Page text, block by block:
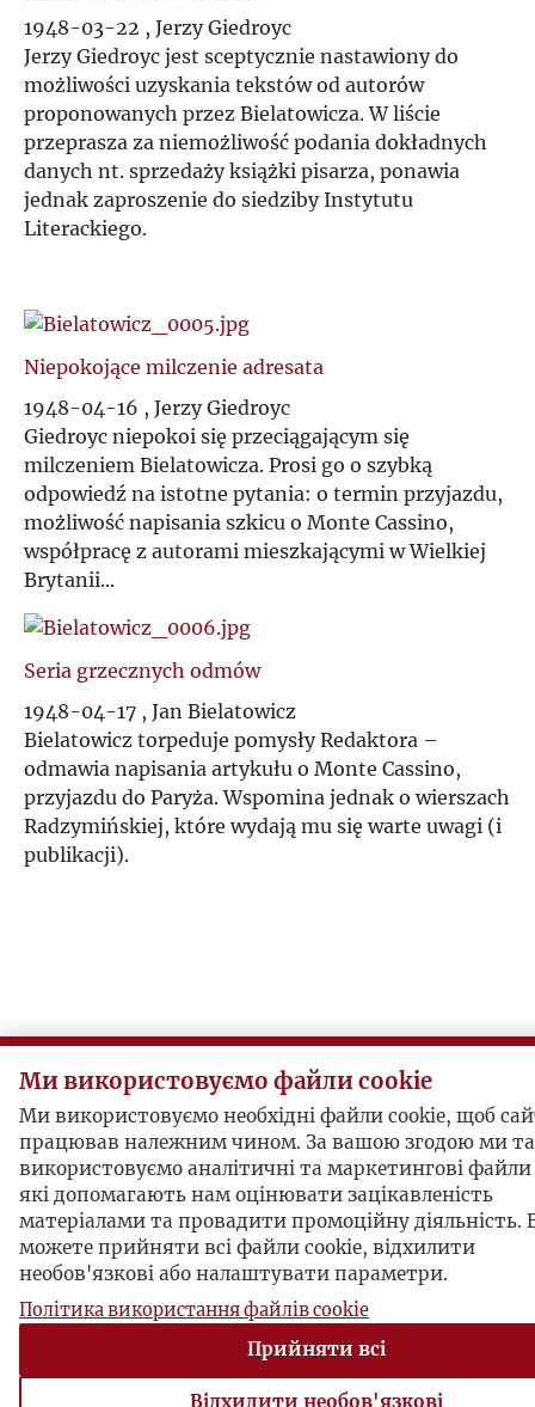
1948-03-22 , Jerzy Giedroyc
Jerzy Giedroyc jest sceptycznie nastawiony do
możliwości uzyskania tekstów od autorów
proponowanych przez Bielatowicza. W liście
przeprasza za niemożliwość podania dokładnych
danych nt. sprzedaży książki pisarza, ponawia
jednak zaproszenie do siedziby Instytutu
Literackiego.
Niepokojące milczenie adresata
1948-04-16 , Jerzy Giedroyc
Giedroyc niepokoi się przeciągającym się
milczeniem Bielatowicza. Prosi go o szybką
odpowiedź na istotne pytania: o termin przyjazdu,
możliwość napisania szkicu o Monte Cassino,
współpracę z autorami mieszkającymi w Wielkiej
Brytanii...
Seria grzecznych odmów
1948-04-17 , Jan Bielatowicz
Bielatowicz torpeduje pomysły Redaktora –
odmawia napisania artykułu o Monte Cassino,
przyjazdu do Paryża. Wspomina jednak o wierszach
Radzymińskiej, które wydają mu się warte uwagi (i
publikacji).
Ми використовуємо файли cookie
Ми використовуємо необхідні файли cookie, щоб
працював належним чином. За вашою згодою ми
використовуємо аналітичні та маркетингові файли
які допомагають нам оцінювати зацікавленість
матеріалами та провадити промоційну діяльність.
можете прийняти всі файли cookie, відхилити
необов'язкові або налаштувати параметри.
Політика використання файлів cookie
Прийняти всі
Відхилити необов'язкові